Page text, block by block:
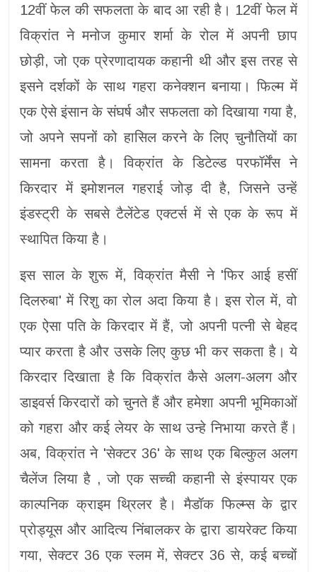
12वीं फेल की सफलता के बाद आ रही है। 12वीं फेल में
विक्रांत ने मनोज कुमार शर्मा के रोल में अपनी छाप
छोड़ी, जो एक प्रेरणादायक कहानी थी और इस तरह से
इसने दर्शकों के साथ गहरा कनेक्शन बनाया। फिल्म में
एक ऐसे इंसान के संघर्ष और सफलता को दिखाया गया है,
जो अपने सपनों को हासिल करने के लिए चुनौतियों का
सामना करता है। विक्रांत के डिटेल्ड परफॉर्मेंस ने
किरदार में इमोशनल गहराई जोड़ दी है, जिसने उन्हें
इंडस्ट्री के सबसे टैलेंटेड एक्टर्स में से एक के रूप में
स्थापित किया है।
इस साल के शुरू में, विक्रांत मैसी ने 'फिर आई हसीं
दिलरुबा' में रिशु का रोल अदा किया है। इस रोल में, वो
एक ऐसा पति के किरदार में हैं, जो अपनी पत्नी से बेहद
प्यार करता है और उसके लिए कुछ भी कर सकता है। ये
किरदार दिखाता है कि विक्रांत कैसे अलग-अलग और
डाइवर्स किरदारों को चुनते हैं और हमेशा अपनी भूमिकाओं
को गहरा और कई लेयर के साथ उन्हे निभाया करते हैं।
अब, विक्रांत ने 'सेक्टर 36' के साथ एक बिल्कुल अलग
चैलेंज लिया है , जो एक सच्ची कहानी से इंस्पायर एक
काल्पनिक क्राइम थ्रिलर है। मैडॉक फिल्म्स के द्वार
प्रोड्यूस और आदित्य निंबालकर के द्वारा डायरेक्ट किया
गया, सेक्टर 36 एक स्लम में, सेक्टर 36 से, कई बच्चों